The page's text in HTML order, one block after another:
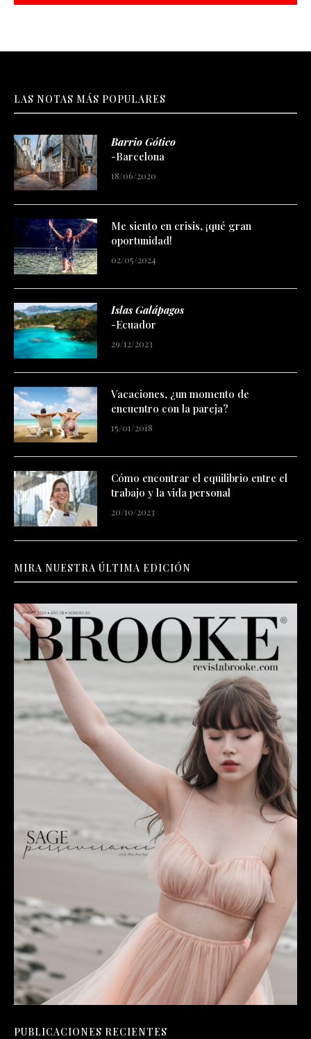
LAS NOTAS MÁS POPULARES
Barrio Gótico
-Barcelona
18/06/2020
Me siento en crisis, ¡qué gran
oportunidad!
02/05/2024
Islas Galápagos
-Ecuador
29/12/2023
Vacaciones, ¿un momento de
encuentro con la pareja?
15/01/2018
Cómo encontrar el equilibrio entre el
trabajo y la vida personal
20/10/2023
MIRA NUESTRA ÚLTIMA EDICIÓN
PUBLICACIONES RECIENTES